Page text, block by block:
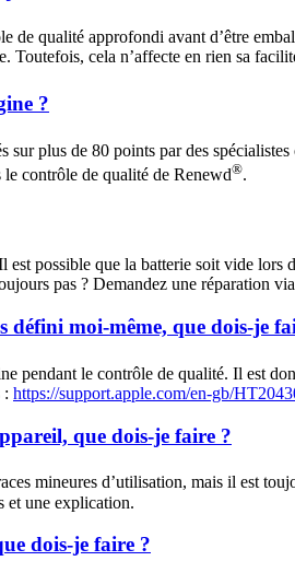
de qualité approfondi avant d’être
Toutefois, cela n’affecte en rien sa
?
sur plus de 80 points par des
le contrôle de qualité de Renewd®.
est possible que la batterie soit vide
pas ? Demandez une réparation via
défini moi-même, que dois-je
pendant le contrôle de qualité. Il est
: https://support.apple.com/en-gb/
que dois-je faire ?
mineures d’utilisation, mais il est
et une explication.
dois-je faire ?